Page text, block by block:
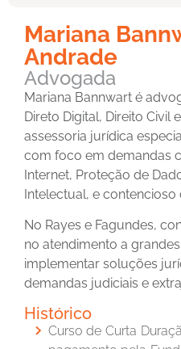
Mariana
Andrade
Advogada
Mariana Bannwart é
Direto Digital, Direito Civil
assessoria jurídica
com foco em demandas
Internet, Proteção de
Intelectual, e contencioso
No Rayes e Fagundes,
no atendimento a
implementar soluções
demandas judiciais e
Histórico
Curso de Curta